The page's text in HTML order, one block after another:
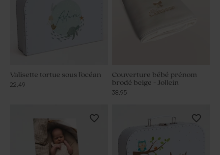
Valisette tortue sous l'océan
22,49
Couverture bébé prénom
brodé beige - Jollein
38,95